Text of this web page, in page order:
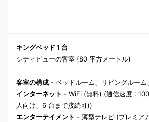
キングベッド 1 台
シティビューの客室 (80 平方メートル)
客室の構成 - ベッドルーム、リビングルーム
インターネット - WiFi (無料) (通信速度 :
人向け、6 台まで接続可))
エンターテイメント - 薄型テレビ (プレミア